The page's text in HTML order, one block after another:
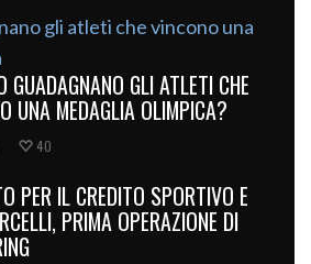
GUADAGNANO GLI ATLETI CHE
UNA MEDAGLIA OLIMPICA?
40
PER IL CREDITO SPORTIVO E
PRIMA OPERAZIONE DI